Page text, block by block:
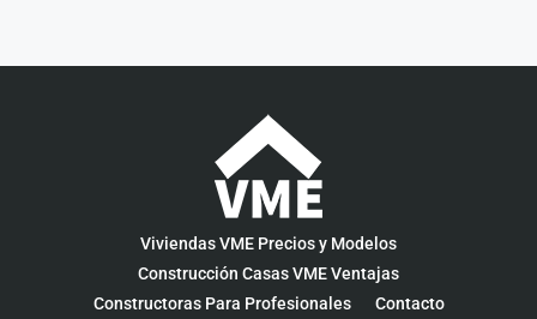
Viviendas VME Precios y Modelos
Construcción Casas VME Ventajas
Constructoras Para Profesionales
Contacto